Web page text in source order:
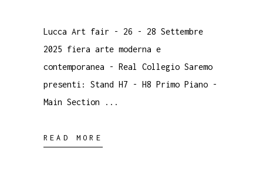
Lucca Art fair - 26 - 28 Settembre
2025 fiera arte moderna e
contemporanea - Real Collegio Saremo
presenti: Stand H7 - H8 Primo Piano -
Main Section
READ MORE